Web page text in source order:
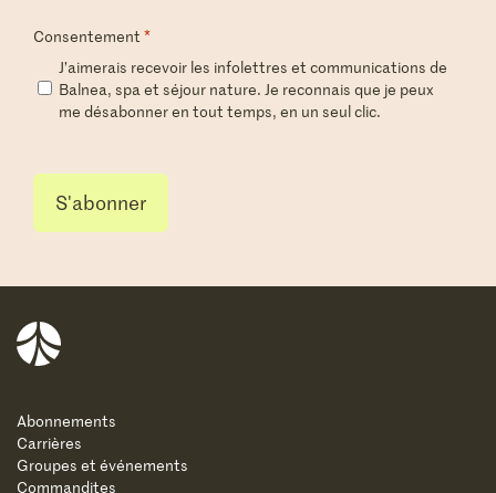
Consentement *
J’aimerais recevoir les infolettres et communications de
Balnea, spa et séjour nature. Je reconnais que je peux
me désabonner en tout temps, en un seul clic.
Balnea
Abonnements
Carrières
Groupes et événements
Commandites